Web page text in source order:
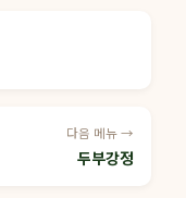
다음 메뉴 →
두부강정